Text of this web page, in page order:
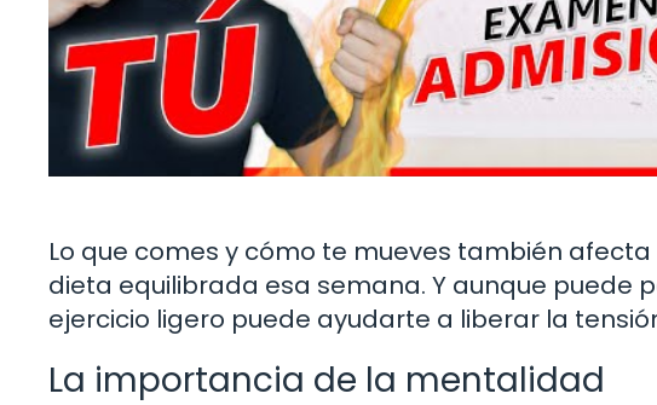
Lo que comes y cómo te mueves también
dieta equilibrada esa semana. Y aunque puede
ejercicio ligero puede ayudarte a liberar la
La importancia de la mentalidad